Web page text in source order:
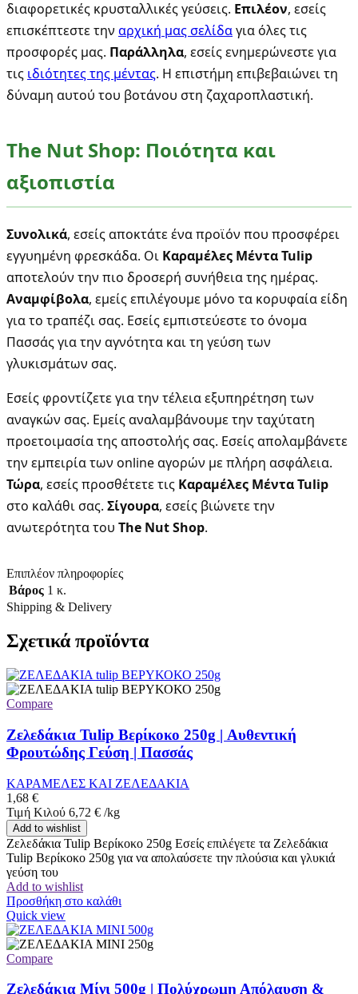
διαφορετικές κρυσταλλικές γεύσεις. Επιλέον, εσείς
επισκέπτεστε την αρχική μας σελίδαγια όλες τις
προσφορές μας. Παράλληλα, εσείς ενημερώνεστε για
τις ιδιότητες της μέντας. Η επιστήμη επιβεβαιώνει τη
δύναμη αυτού του βοτάνου στη ζαχαροπλαστική.
The Nut Shop: Ποιότητα και
αξιοπιστία
Συνολικά, εσείς αποκτάτε ένα προϊόν που προσφέρει
εγγυημένη φρεσκάδα. Οι Καραμέλες Μέντα Tulip
αποτελούν την πιο δροσερή συνήθεια της ημέρας.
Αναμφίβολα, εμείς επιλέγουμε μόνο τα κορυφαία είδη
για το τραπέζι σας. Εσείς εμπιστεύεστε το όνομα
Πασσάς για την αγνότητα και τη γεύση των
γλυκισμάτων σας.
Εσείς φροντίζετε για την τέλεια εξυπηρέτηση των
αναγκών σας. Εμείς αναλαμβάνουμε την ταχύτατη
προετοιμασία της αποστολής σας. Εσείς απολαμβάνετε
την εμπειρία των online αγορών με πλήρη ασφάλεια.
Τώρα, εσείς προσθέτετε τις Καραμέλες Μέντα Tulip
στο καλάθι σας. Σίγουρα, εσείς βιώνετε την
ανωτερότητα του The Nut Shop.
Επιπλέον πληροφορίες
Βάρος 1 κ.
Shipping & Delivery
Σχετικά προϊόντα
Compare
Ζελεδάκια Tulip Βερίκοκο 250g | Αυθεντική
Φρουτώδης Γεύση | Πασσάς
ΚΑΡΑΜΕΛΕΣ ΚΑΙ ΖΕΛΕΔΑΚΙΑ
1,68 €
Τιμή Κιλού 6,72 € /kg
Add to wishlist
Ζελεδάκια Tulip Βερίκοκο 250g Εσείς επιλέγετε τα Ζελεδάκια
Tulip Βερίκοκο 250g για να απολαύσετε την πλούσια και γλυκιά
γεύση του
Add to wishlist
Προσθήκη στο καλάθι
Quick view
Compare
Ζελεδάκια Μίνι 500g | Πολύχρωμη Απόλαυση &